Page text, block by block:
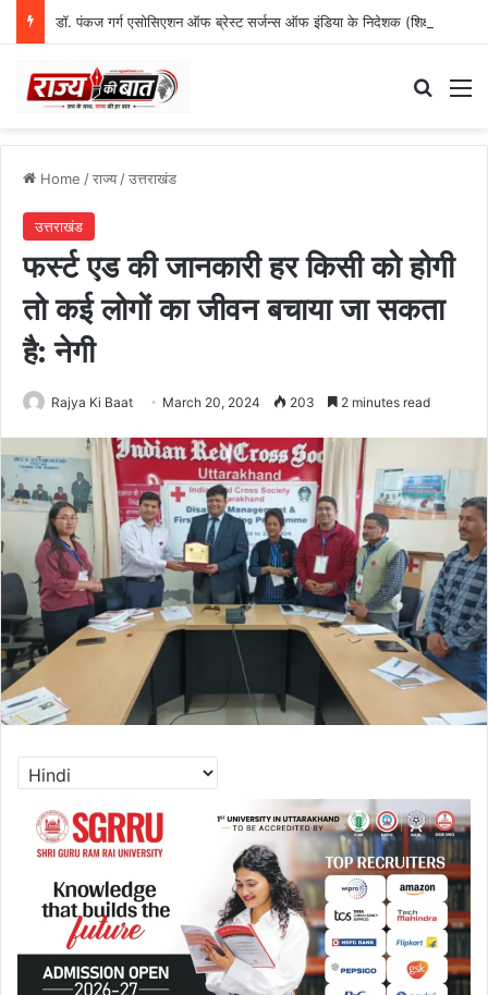
Home /राज्य/उत्तराखंड
उत्तराखंड
फर्स्ट एड की जानकारी हर किसी को होगी
तो कई लोगों का जीवन बचाया जा सकता
है: नेगी
Rajya Ki Baat March 20, 2024 203 2 minutes read